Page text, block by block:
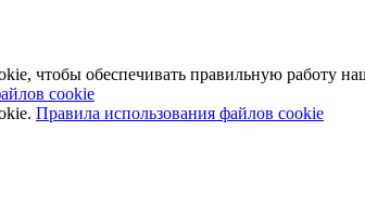
чтобы обеспечивать правильную работу
cookie
Правила использования файлов cookie